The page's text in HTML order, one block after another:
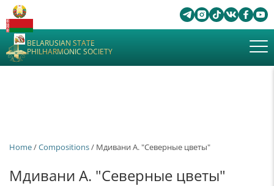
BELARUSIAN STATE
PHILHARMONIC SOCIETY
Home/Сompositions/ Мдивани А. "Северные цветы"
Мдивани А. "Северные цветы"